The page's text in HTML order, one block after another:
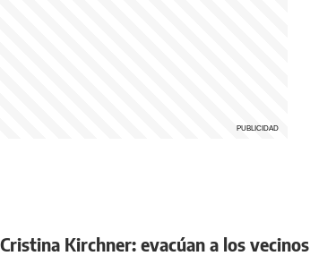
Kirchner: evacúan a los vecinos